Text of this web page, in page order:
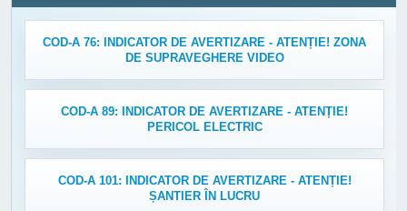
COD-A 76: INDICATOR DE AVERTIZARE - ATENȚIE! ZONA
DE SUPRAVEGHERE VIDEO
COD-A 89: INDICATOR DE AVERTIZARE - ATENȚIE!
PERICOL ELECTRIC
COD-A 101: INDICATOR DE AVERTIZARE - ATENȚIE!
ȘANTIER ÎN LUCRU